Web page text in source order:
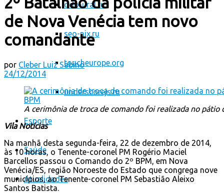
odo-ural.ru
seo-nix.ru
toucheurope.org
underscorejs.ru
Esporte
Saúde
Atualidades
de Nova Venécia tem novo
comandante
por Cleber Luiz Sabino
24/12/2014
A cerimônia de troca de comando foi realizada no pátio
Vila Notícias
Na manhã desta segunda-feira, 22 de dezembro de 2014,
às 10 horas, o Tenente-coronel PM Rogério Maciel
Barcellos passou o Comando do 2º BPM, em Nova
Venécia/ES, região Noroeste do Estado que congrega nove
municípios, ao Tenente-coronel PM Sebastião Aleixo
Santos Batista.